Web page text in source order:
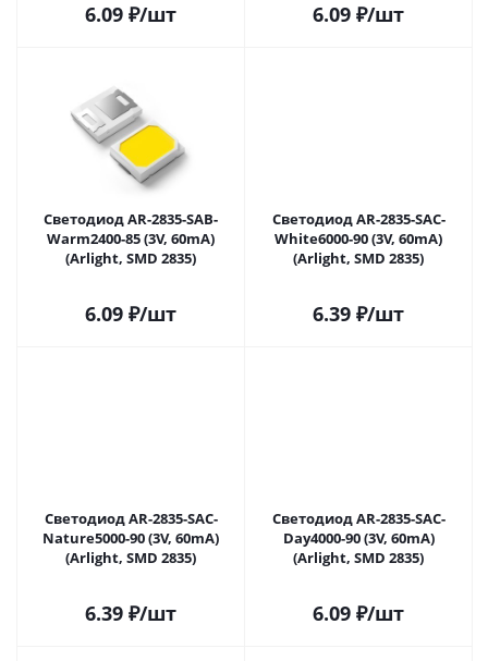
6.09 ₽/шт 6.09 ₽/шт
Светодиод AR-2835-SAB-
Warm2400-85 (3V, 60mA)
(Arlight, SMD 2835)
6.09 ₽/шт
Светодиод AR-2835-SAC-
White6000-90 (3V, 60mA)
(Arlight, SMD 2835)
6.39 ₽/шт
Светодиод AR-2835-SAC-
Nature5000-90 (3V, 60mA)
(Arlight, SMD 2835)
6.39 ₽/шт
Светодиод AR-2835-SAC-
Day4000-90 (3V, 60mA)
(Arlight, SMD 2835)
6.09 ₽/шт